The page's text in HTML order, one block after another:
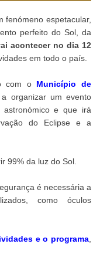
fenómeno espetacular,
perfeito do Sol, da
acontecer no dia 12
em todo o país.
com o Município de
organizar um evento
e que irá
do Eclipse e a
99% da luz do Sol.
é necessária a
como óculos
e o programa